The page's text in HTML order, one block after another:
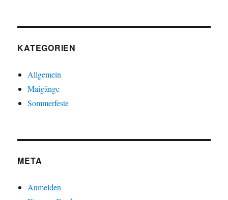
KATEGORIEN
Allgemein
Maigänge
Sommerfeste
META
Anmelden